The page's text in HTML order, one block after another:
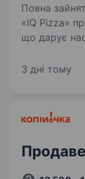
Повна зайнятість. Шукаємо у
«IQ Pizza»
що дарує
з тебе. Обов’язки: Приймати замовлення
3 дні тому